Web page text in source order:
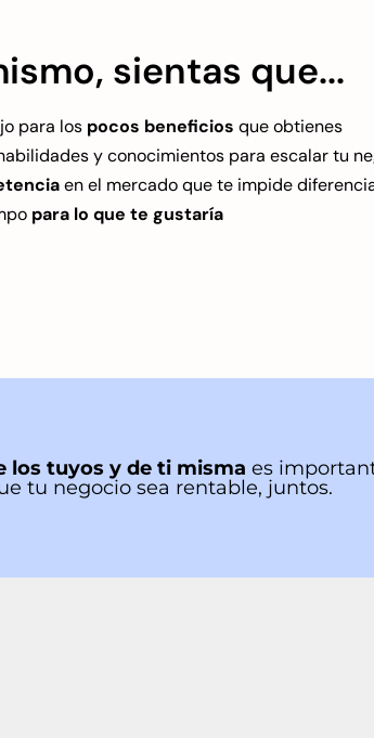
sientas que...
para los pocos beneficios que obtienes
y conocimientos para escalar tu
en el mercado que te impide
para lo que te gustaría
los tuyos y de ti misma es
tu negocio sea rentable, juntos.